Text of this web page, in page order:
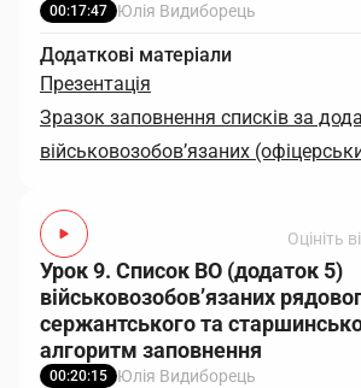
00:17:47 Юлія Видиборець
Додаткові матеріали
Презентація
Зразок заповнення списків за
військовозобов’язаних
Оцініть
Урок 9. Список ВО (додаток 5)
військовозобов’язаних
сержантського та
алгоритм заповнення
00:20:15 Юлія Видиборець